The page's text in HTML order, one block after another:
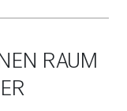
RAUM